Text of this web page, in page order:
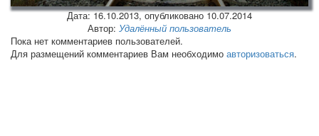
Дата:16.10.2013, опубликовано 10.07.2014
Автор: Удалённый пользователь
Пока нет комментариев пользователей.
Для размещений комментариев Вам необходимо авторизоваться.